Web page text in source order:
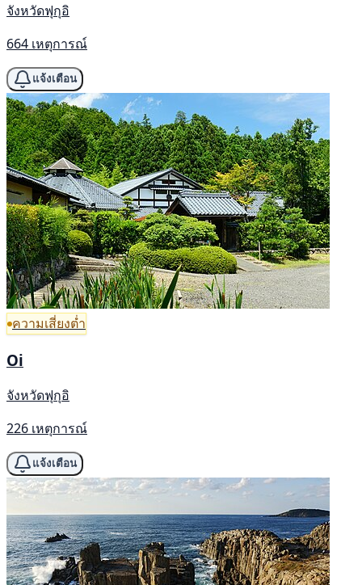
จังหวัดฟุกุอิ
664 เหตุการณ์
แจ้งเตือน
ความเสี่ยงต่ำ
Oi
จังหวัดฟุกุอิ
226 เหตุการณ์
แจ้งเตือน